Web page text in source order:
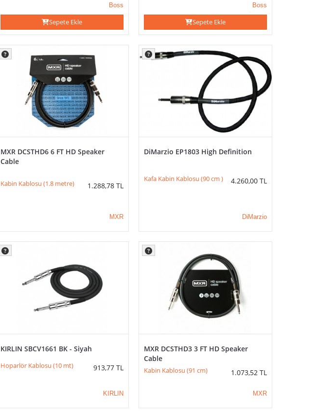
Boss
Sepete Ekle
Boss
Sepete Ekle
MXR DCSTHD6 6 FT HD Speaker
Cable
Kabin Kablosu (1.8 metre) 1.288,78 TL
MXR
DiMarzio EP1803 High Definition
Kafa Kabin Kablosu (90 cm ) 4.260,00 TL
DiMarzio
KIRLIN SBCV1661 BK - Siyah
Hoparlör Kablosu (10 mt) 913,77 TL
KIRLIN
MXR DCSTHD3 3 FT HD Speaker
Cable
Kabin Kablosu (91 cm) 1.073,52 TL
MXR